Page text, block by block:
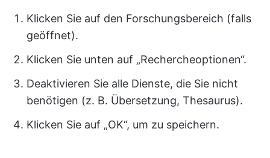
Klicken Sie auf den Forschungsbereich (falls
geöffnet).
Klicken Sie unten auf „Rechercheoptionen“.
Deaktivieren Sie alle Dienste, die Sie nicht
benötigen (z. B. Übersetzung, Thesaurus).
Klicken Sie auf „OK“, um zu speichern.